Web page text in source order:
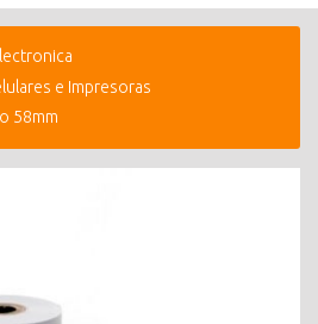
e Impresoras
58mm